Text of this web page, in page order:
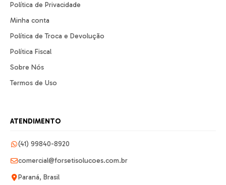
Política de Privacidade
Minha conta
Política de Troca e Devolução
Política Fiscal
Sobre Nós
Termos de Uso
ATENDIMENTO
(41) 99840-8920
comercial@forsetisolucoes.com.br
Paraná, Brasil